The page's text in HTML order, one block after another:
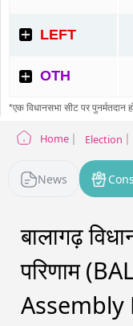
Home Election
News
बालागढ़
परिणाम
Assembly